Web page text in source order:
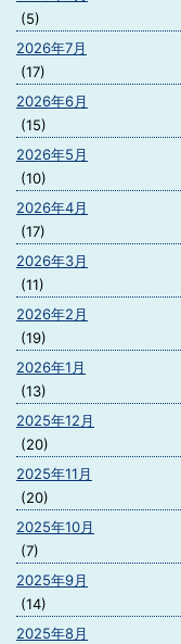
(5)
2026年7月
(17)
2026年6月
(15)
2026年5月
(10)
2026年4月
(17)
2026年3月
(11)
2026年2月
(19)
2026年1月
(13)
2025年12月
(20)
2025年11月
(20)
2025年10月
(7)
2025年9月
(14)
2025年8月